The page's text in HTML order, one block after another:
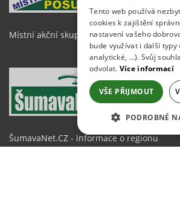
Místní akční skupina Pošumaví
ŠumavaNet.CZ - informace o regionu
Tento web používá
cookies k zajištění
nastavení vašeho
bude využívat i další typy
analytické, …). Svůj
odvolat. Více informací
VŠE PŘIJMOUT
PODROBNÉ
NEZBYTNĚ